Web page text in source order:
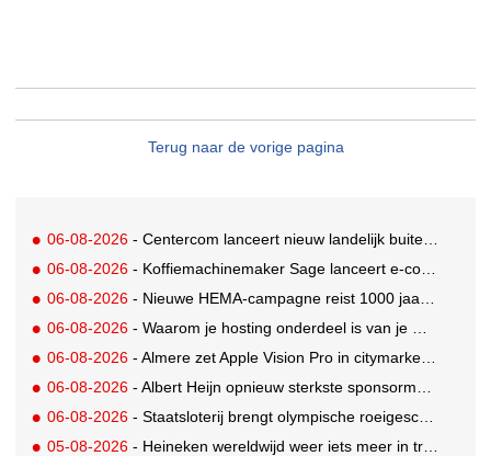
Terug naar de vorige pagina
06-08-2026 - Centercom lanceert nieuw landelijk buitereclamenetwerk: City Cubes
06-08-2026 - Koffiemachinemaker Sage lanceert e-commerceplatform voor koffieliefhebbers
06-08-2026 - Nieuwe HEMA-campagne reist 1000 jaar terug in de tijd naar 'Hemastein'
06-08-2026 - Waarom je hosting onderdeel is van je merkstrategie
06-08-2026 - Almere zet Apple Vision Pro in citymarketing
06-08-2026 - Albert Heijn opnieuw sterkste sponsormerk, PostNL daalt
06-08-2026 - Staatsloterij brengt olympische roeigeschiedenis tot leven voor WK Roeien
05-08-2026 - Heineken wereldwijd weer iets meer in trek